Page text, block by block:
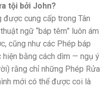
tội bởi John?
cung cấp trong Tân
ngữ “báp têm” luôn ám
cũng như các Phép báp
bằng cách dìm — ngụ ý
rằng chỉ những Phép Rửa
mới có thể được coi là